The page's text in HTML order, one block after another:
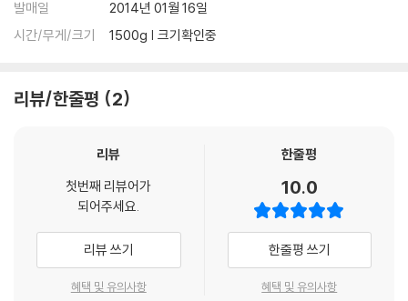
발매일
2014년 01월 16일
시간/무게/크기
1500g | 크기확인중
리뷰/한줄평 2
리뷰
첫번째 리뷰어가
되어주세요.
리뷰 쓰기
혜택 및 유의사항
한줄평
10.0
한줄평 쓰기
혜택 및 유의사항